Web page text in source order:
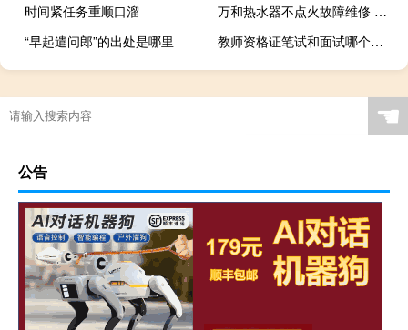
时间紧任务重顺口溜
万和热水器不点火故障维修 西安万和热水器维修
“早起遣问郎”的出处是哪里
教师资格证笔试和面试哪个难一些
☚
公告